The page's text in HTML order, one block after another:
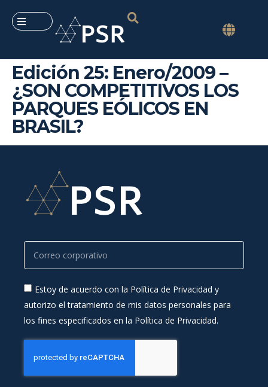
Edición 25: Enero/2009 –
¿SON COMPETITIVOS LOS
PARQUES EÓLICOS EN
BRASIL?
Estoy de acuerdo con la Política de Privacidad y
autorizo el tratamiento de mis datos personales para
los fines especificados en la Política de Privacidad.